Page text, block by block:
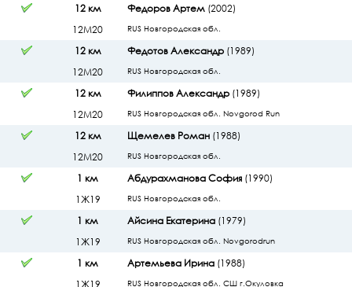
12 км
12М20
Федоров Артем(2002)
RUS Новгородская обл.
12 км
12М20
Федотов Александр(1989)
RUS Новгородская обл.
12 км
12М20
Филиппов Александр(1989)
RUS Новгородская обл. Novgorod Run
12 км
12М20
Щемелев Роман(1988)
RUS Новгородская обл.
1 км
1Ж19
Абдурахманова София(1990)
RUS Новгородская обл.
1 км
1Ж19
Айсина Екатерина(1979)
RUS Новгородская обл. Novgorodrun
1 км
1Ж19
Артемьева Ирина(1988)
RUS Новгородская обл. СШ г.Окуловка